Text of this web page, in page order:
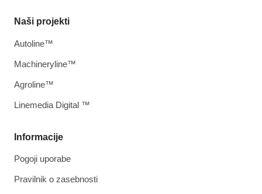
Informacije
Pogoji uporabe
Pravilnik o zasebnosti
Naši projekti
Autoline™
Machineryline™
Agroline™
Linemedia Digital ™